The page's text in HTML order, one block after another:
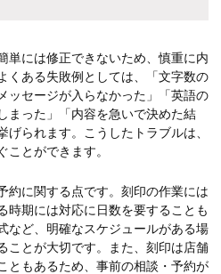
単には修正できないため、慎重に内
くある失敗例としては、「文字数の
ッセージが入らなかった」「英語の
まった」「内容を急いで決めた結
られます。こうしたトラブルは、
とができます。
約に関する点です。刻印の作業には
時期には対応に日数を要することも
など、明確なスケジュールがある場
ことが大切です。また、刻印は店舗
ともあるため、事前の相談・予約が